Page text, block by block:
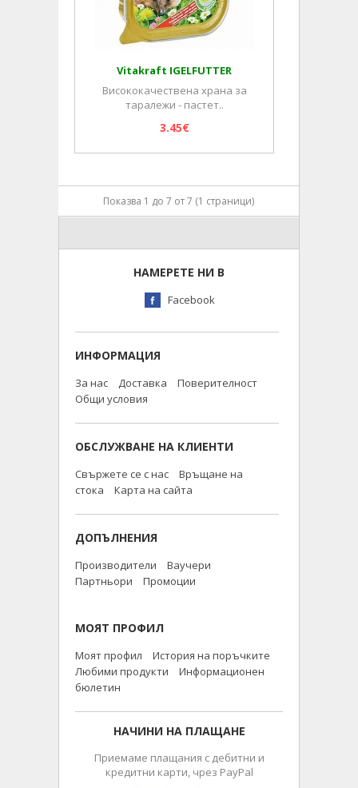
Vitakraft IGELFUTTER
Висококачествена храна за
таралежи - пастет..
3.45€
Показва 1 до 7 от 7 (1 страници)
НАМЕРЕТЕ НИ В
Facebook
ИНФОРМАЦИЯ
За нас Доставка
Поверителност
Общи условия
ОБСЛУЖВАНЕ НА КЛИЕНТИ
Свържете се с нас
Връщане на
стока
Карта на сайта
ДОПЪЛНЕНИЯ
Производители
Ваучери
Партньори
Промоции
МОЯТ ПРОФИЛ
Моят профил
История на поръчките
Любими продукти
Информационен
бюлетин
НАЧИНИ НА ПЛАЩАНЕ
Приемаме плащания с дебитни и
кредитни карти, чрез PayPal